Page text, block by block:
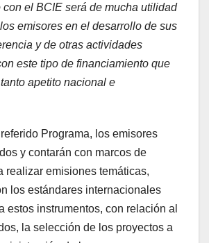
el BCIE será de mucha utilidad
emisores en el desarrollo de sus
y de otras actividades
este tipo de financiamiento que
apetito nacional e
Programa, los emisores
y contarán con marcos de
realizar emisiones temáticas,
los estándares internacionales
estos instrumentos, con relación al
la selección de los proyectos a